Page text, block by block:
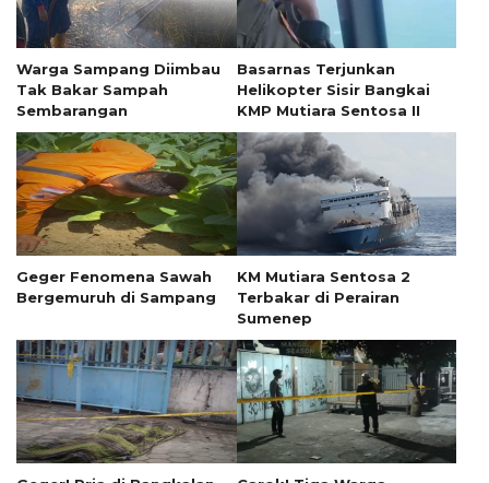
Warga Sampang Diimbau
Tak Bakar Sampah
Sembarangan
Basarnas Terjunkan
Helikopter Sisir Bangkai
KMP Mutiara Sentosa II
Geger Fenomena Sawah
Bergemuruh di Sampang
KM Mutiara Sentosa 2
Terbakar di Perairan
Sumenep